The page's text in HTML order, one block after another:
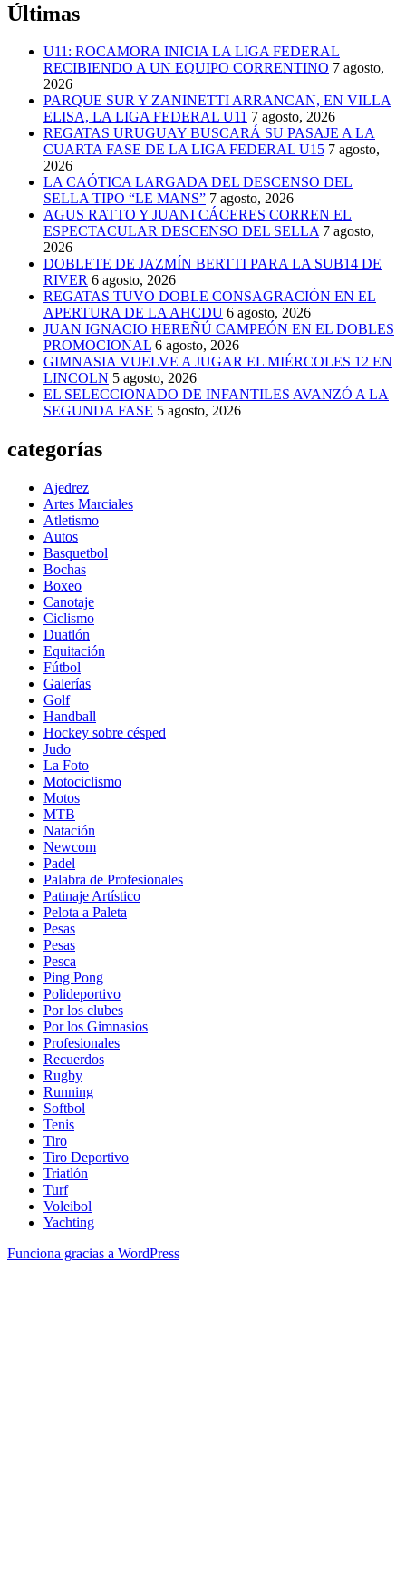
Últimas
U11: ROCAMORA INICIA LA LIGA FEDERAL
RECIBIENDO A UN EQUIPO CORRENTINO 7 agosto,
2026
PARQUE SUR Y ZANINETTI ARRANCAN, EN VILLA
ELISA, LA LIGA FEDERAL U11 7 agosto, 2026
REGATAS URUGUAY BUSCARÁ SU PASAJE A LA
CUARTA FASE DE LA LIGA FEDERAL U15 7 agosto,
2026
LA CAÓTICA LARGADA DEL DESCENSO DEL
SELLA TIPO “LE MANS” 7 agosto, 2026
AGUS RATTO Y JUANI CÁCERES CORREN EL
ESPECTACULAR DESCENSO DEL SELLA 7 agosto,
2026
DOBLETE DE JAZMÍN BERTTI PARA LA SUB14 DE
RIVER 6 agosto, 2026
REGATAS TUVO DOBLE CONSAGRACIÓN EN EL
APERTURA DE LA AHCDU 6 agosto, 2026
JUAN IGNACIO HEREÑÚ CAMPEÓN EN EL DOBLES
PROMOCIONAL 6 agosto, 2026
GIMNASIA VUELVE A JUGAR EL MIÉRCOLES 12 EN
LINCOLN 5 agosto, 2026
EL SELECCIONADO DE INFANTILES AVANZÓ A LA
SEGUNDA FASE 5 agosto, 2026
categorías
Ajedrez
Artes Marciales
Atletismo
Autos
Basquetbol
Bochas
Boxeo
Canotaje
Ciclismo
Duatlón
Equitación
Fútbol
Galerías
Golf
Handball
Hockey sobre césped
Judo
La Foto
Motociclismo
Motos
MTB
Natación
Newcom
Padel
Palabra de Profesionales
Patinaje Artístico
Pelota a Paleta
Pesas
Pesas
Pesca
Ping Pong
Polideportivo
Por los clubes
Por los Gimnasios
Profesionales
Recuerdos
Rugby
Running
Softbol
Tenis
Tiro
Tiro Deportivo
Triatlón
Turf
Voleibol
Yachting
Funciona gracias a WordPress